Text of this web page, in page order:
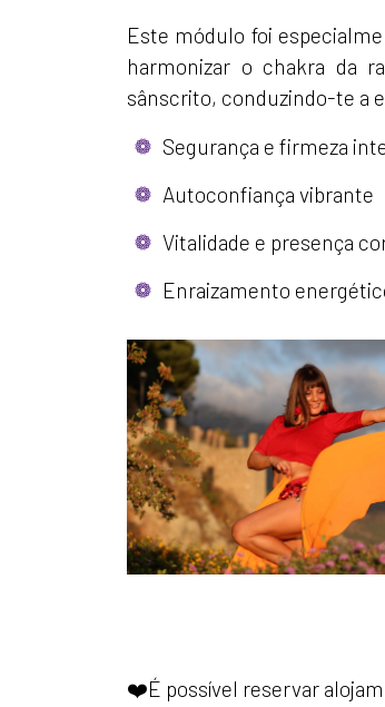
Este módulo foi
harmonizar o chakra da
sânscrito, conduzindo-te a
Segurança e firmeza
Autoconfiança vibrante
Vitalidade e presença
Enraizamento
❤️É possível reservar